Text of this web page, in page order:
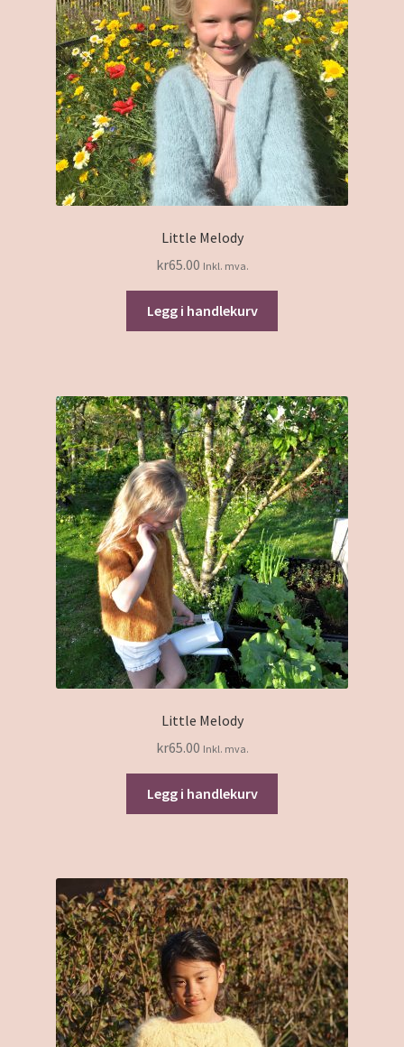
Svenska Stickmönster
Deutsche Strickmuster
Patrons de tricot francais
Handlekurv
Om Oss
Little Melody
kr65.00 Inkl. mva.
Legg i handlekurv
Little Melody
kr65.00 Inkl. mva.
Legg i handlekurv